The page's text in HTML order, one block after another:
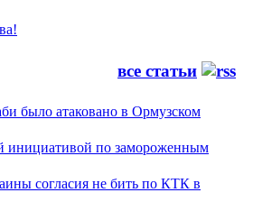
все статьи
было атаковано в Ормузском
инициативой по замороженным
согласия не бить по КТК в